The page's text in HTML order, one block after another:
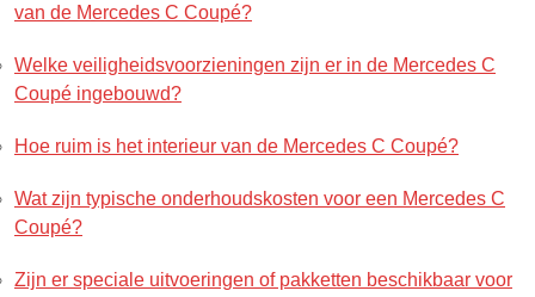
van de Mercedes C Coupé?
Welke veiligheidsvoorzieningen zijn er in de Mercedes C
Coupé ingebouwd?
Hoe ruim is het interieur van de Mercedes C Coupé?
Wat zijn typische onderhoudskosten voor een Mercedes C
Coupé?
Zijn er speciale uitvoeringen of pakketten beschikbaar voor